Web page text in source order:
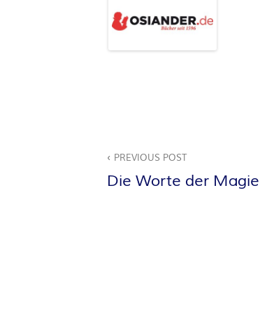
T
PREVIOUS POST
Die Worte der Magie